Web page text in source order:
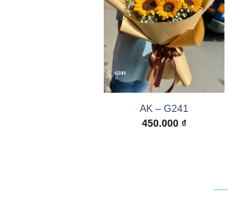
AK – G241
450.000 ₫